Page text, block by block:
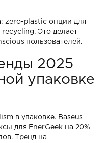
zero-plastic опции для
recycling. Это делает
пользователей.
2025
упаковке
в упаковке. Baseus
для EnerGeek на 20%
Тренд на